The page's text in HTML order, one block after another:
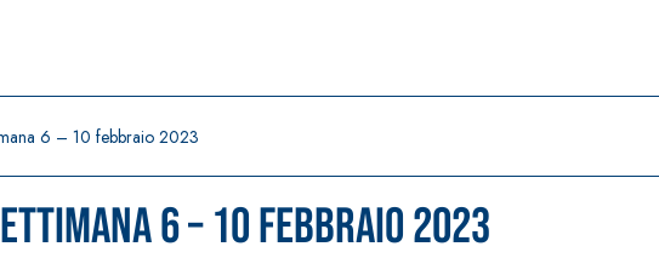
6 – 10 febbraio 2023
6 – 10 febbraio 2023